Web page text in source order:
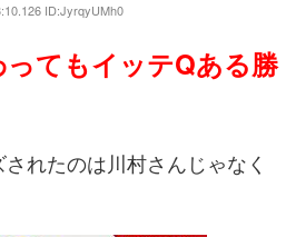
ID:JyrqyUMh0
てもイッテQある勝
れたのは川村さんじゃなく